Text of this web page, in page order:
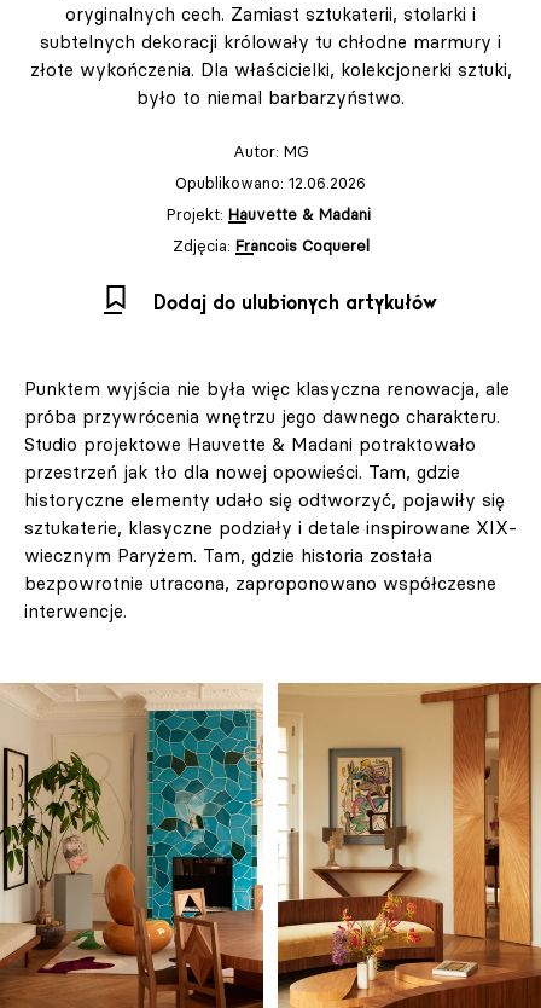
oryginalnych cech. Zamiast sztukaterii, stolarki i
subtelnych dekoracji królowały tu chłodne marmury i
złote wykończenia. Dla właścicielki, kolekcjonerki sztuki,
było to niemal barbarzyństwo.
Autor: MG
Opublikowano: 12.06.2026
Projekt: Hauvette & Madani
Zdjęcia: Francois Coquerel
Dodaj do ulubionych artykułów
Punktem wyjścia nie była więc klasyczna renowacja, ale
próba przywrócenia wnętrzu jego dawnego charakteru.
Studio projektowe Hauvette & Madani potraktowało
przestrzeń jak tło dla nowej opowieści. Tam, gdzie
historyczne elementy udało się odtworzyć, pojawiły się
sztukaterie, klasyczne podziały i detale inspirowane XIX-
wiecznym Paryżem. Tam, gdzie historia została
bezpowrotnie utracona, zaproponowano współczesne
interwencje.